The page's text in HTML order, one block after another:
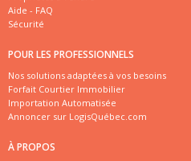
Aide - FAQ
Sécurité
POUR LES PROFESSIONNELS
Nos solutions adaptées à vos besoins
Forfait Courtier Immobilier
Importation Automatisée
Annoncer sur LogisQuébec.com
À PROPOS